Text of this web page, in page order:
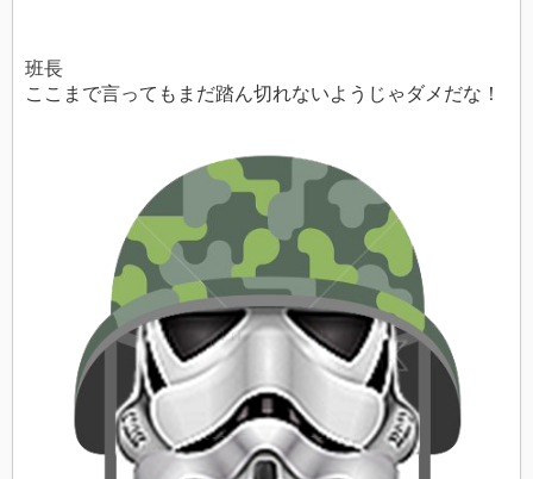
班長
ここまで言ってもまだ踏ん切れないようじゃダメだな！